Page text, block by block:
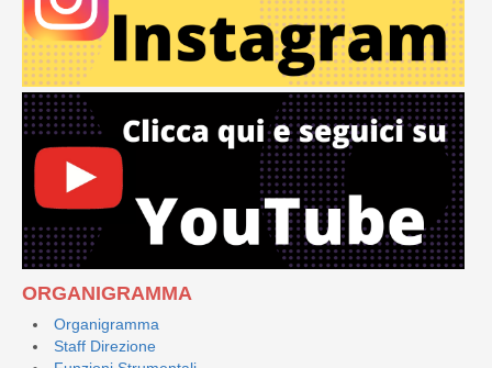
ORGANIGRAMMA
Organigramma
Staff Direzione